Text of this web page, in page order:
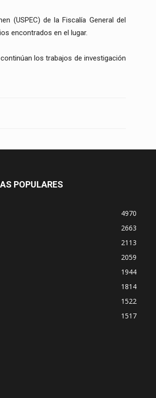
(USPEC) de la Fiscalía General del
encontrados en el lugar.
los trabajos de investigación
POPULARES
4970
2663
2113
2059
1944
1814
1522
1517